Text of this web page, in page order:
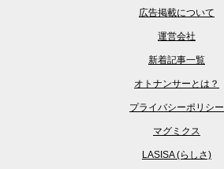
広告掲載について
運営会社
新着記事一覧
オトナンサーとは？
プライバシーポリシー
マグミクス
LASISA (らしさ)